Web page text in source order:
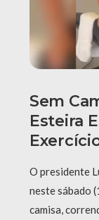
Sem
Esteira
O presidente
neste sábado
camisa,